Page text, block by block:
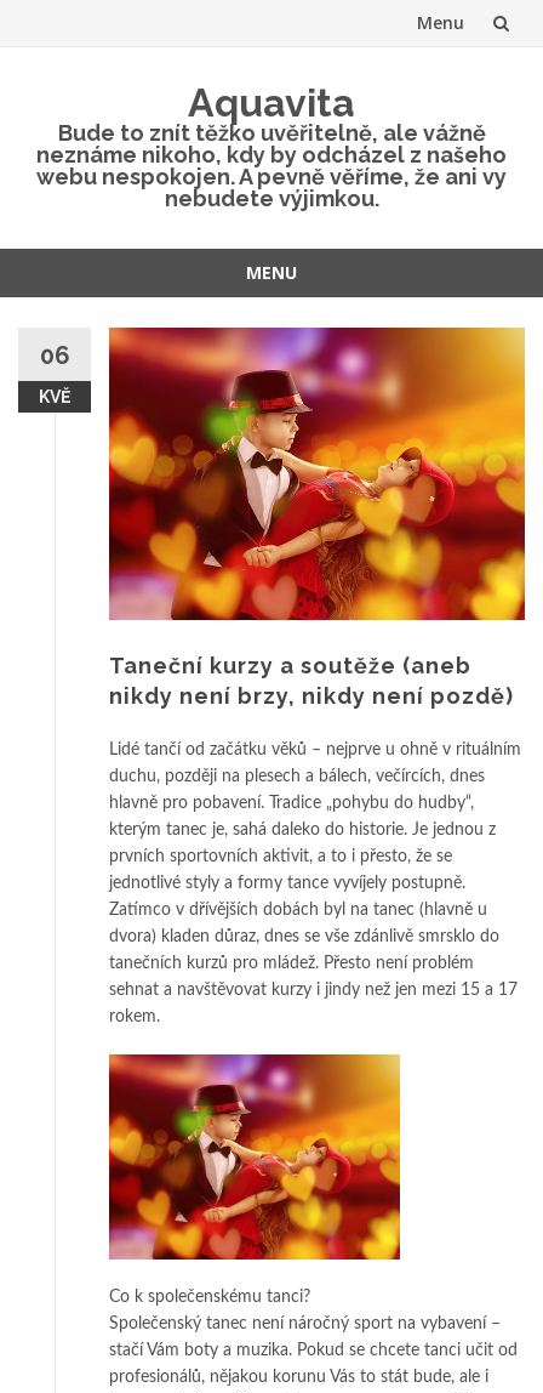
Menu
obsah
Aquavita
Bude to znít těžko uvěřitelně, ale vážně
neznáme nikoho, kdy by odcházel z našeho
webu nespokojen. A pevně věříme, že ani vy
nebudete výjimkou.
MENU
obsah06
KVĚ
Taneční kurzy a soutěže (aneb
nikdy není brzy, nikdy není pozdě)
Lidé tančí od začátku věků – nejprve u ohně v rituálním
duchu, později na plesech a bálech, večírcích, dnes
hlavně pro pobavení. Tradice „pohybu do hudby“,
kterým tanec je, sahá daleko do historie. Je jednou z
prvních sportovních aktivit, a to i přesto, že se
jednotlivé styly a formy tance vyvíjely postupně.
Zatímco v dřívějších dobách byl na tanec (hlavně u
dvora) kladen důraz, dnes se vše zdánlivě smrsklo do
tanečních kurzů pro mládež. Přesto není problém
sehnat a navštěvovat kurzy i jindy než jen mezi 15 a 17
rokem.
Co k společenskému tanci?
Společenský tanec není náročný sport na vybavení –
stačí Vám boty a muzika. Pokud se chcete tanci učit od
profesionálů, nějakou korunu Vás to stát bude, ale i